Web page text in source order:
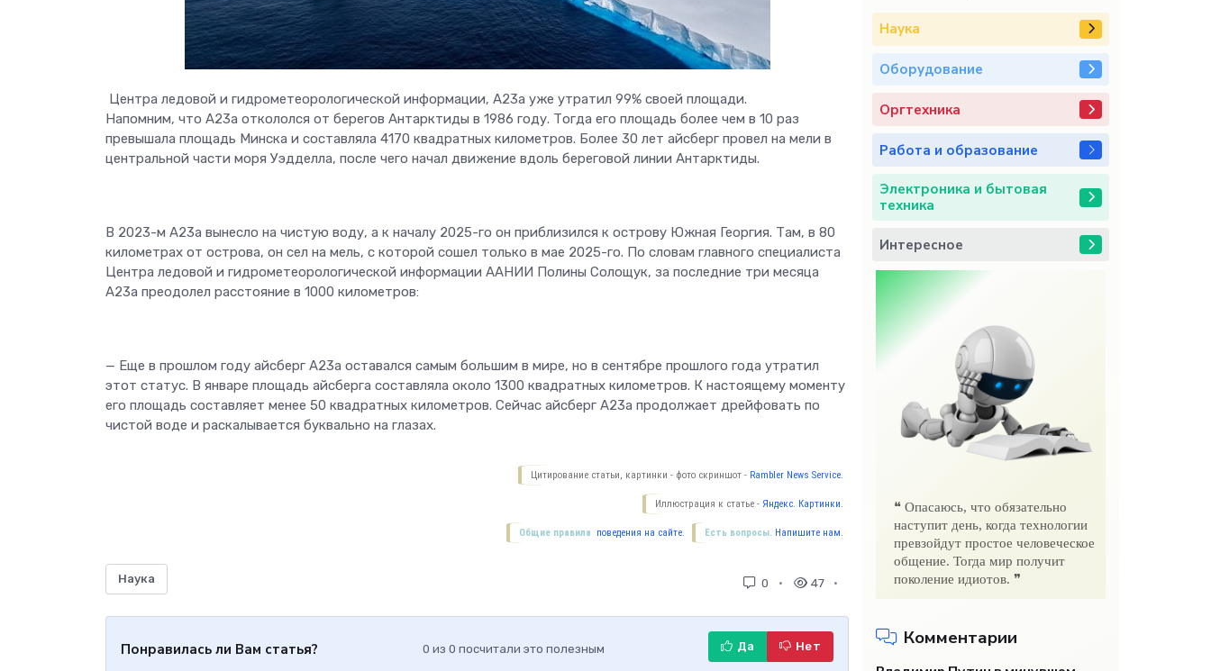
Центра ледовой и гидрометеорологической информации, А23а уже утратил 99% своей площади.
Напомним, что А23а откололся от берегов Антарктиды в 1986 году. Тогда его площадь более чем в 10 раз
превышала площадь Минска и составляла 4170 квадратных километров. Более 30 лет айсберг провел на мели в
центральной части моря Уэдделла, после чего начал движение вдоль береговой линии Антарктиды.
В 2023-м А23а вынесло на чистую воду, а к началу 2025-го он приблизился к острову Южная Георгия. Там, в 80
километрах от острова, он сел на мель, с которой сошел только в мае 2025-го. По словам главного специалиста
Центра ледовой и гидрометеорологической информации ААНИИ Полины Солощук, за последние три месяца
А23а преодолел расстояние в 1000 километров:
— Еще в прошлом году айсберг А23а оставался самым большим в мире, но в сентябре прошлого года утратил
этот статус. В январе площадь айсберга составляла около 1300 квадратных километров. К настоящему моменту
его площадь составляет менее 50 квадратных километров. Сейчас айсберг А23а продолжает дрейфовать по
чистой воде и раскалывается буквально на глазах.
Цитирование статьи, картинки - фото скриншот - Rambler News Service.
Иллюстрация к статье - Яндекс. Картинки.
Есть вопросы. Напишите нам.
Общие правила поведения на сайте.
Наука 0 47
Понравилась ли Вам статья? 0 из 0 посчитали это полезным Да Нет
Наука
Оборудование
Оргтехника
Работа и образование
Электроника и бытовая
техника
Интересное
❝ Опасаюсь, что обязательно
наступит день, когда технологии
превзойдут простое человеческое
общение. Тогда мир получит
поколение идиотов. ❞
Комментарии